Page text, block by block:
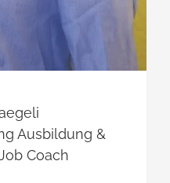
Ausbildung &
Coach